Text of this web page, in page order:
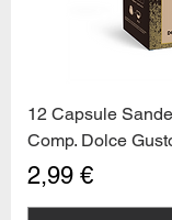
12 Capsule
Comp. Dolce
Prezzo
2,99 €